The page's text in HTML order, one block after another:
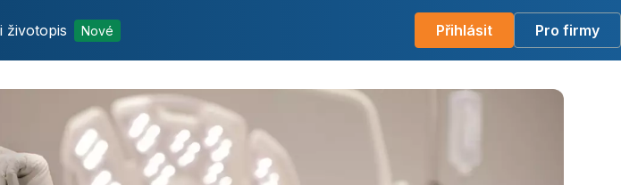
životopis Nové Přihlásit Pro firmy